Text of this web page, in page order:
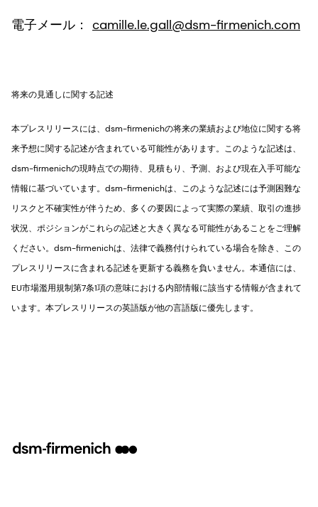
電子メール： camille.le.gall@dsm-firmenich.com
将来の見通しに関する記述
本プレスリリースには、dsm-firmenichの将来の業績および地位に関する将
来予想に関する記述が含まれている可能性があります。このような記述は、
dsm-firmenichの現時点での期待、見積もり、予測、および現在入手可能な
情報に基づいています。dsm-firmenichは、このような記述には予測困難な
リスクと不確実性が伴うため、多くの要因によって実際の業績、取引の進捗
状況、ポジションがこれらの記述と大きく異なる可能性があることをご理解
ください。dsm-firmenichは、法律で義務付けられている場合を除き、この
プレスリリースに含まれる記述を更新する義務を負いません。本通信には、
EU市場濫用規制第7条1項の意味における内部情報に該当する情報が含まれて
います。本プレスリリースの英語版が他の言語版に優先します。